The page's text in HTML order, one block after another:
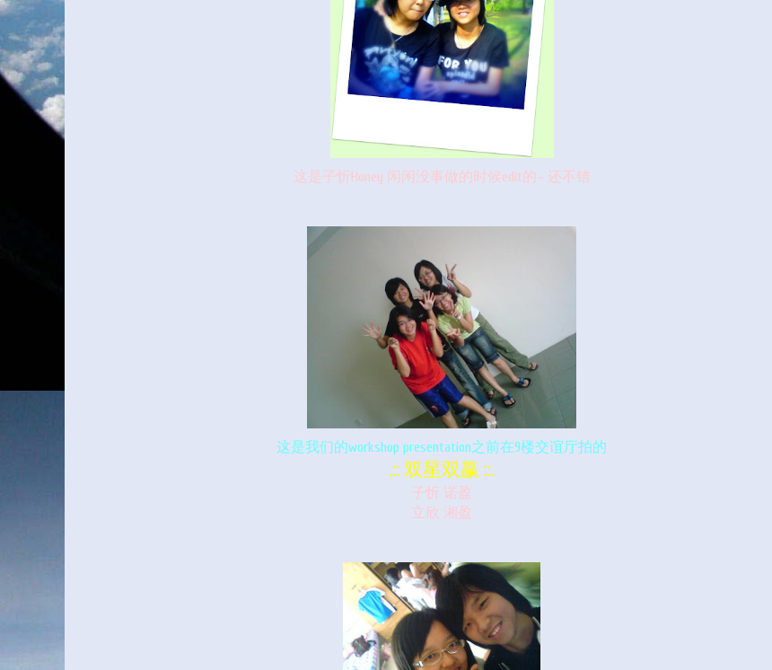
这是子忻Honey 闲闲没事做的时候edit的~ 还不错
这是我们的workshop presentation之前在9楼交谊厅拍的
.:: 双星双赢 ::.
子忻 诺盈
立欣 湘盈